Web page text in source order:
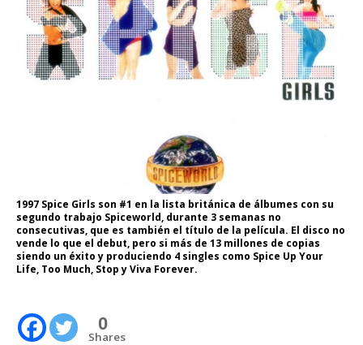
1997 Spice Girls son #1 en la lista británica de álbumes con su
segundo trabajo Spiceworld, durante 3 semanas no
consecutivas, que es también el título de la película. El disco no
vende lo que el debut, pero si más de 13 millones de copias
siendo un éxito y produciendo 4 singles como Spice Up Your
Life, Too Much, Stop y Viva Forever.
0
Shares